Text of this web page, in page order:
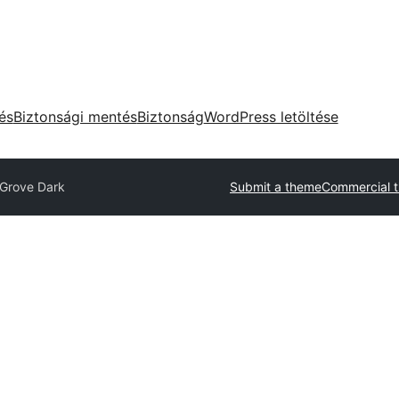
Biztonsági mentésBiztonságWordPress letöltése
Dark Submit a themeCommercial